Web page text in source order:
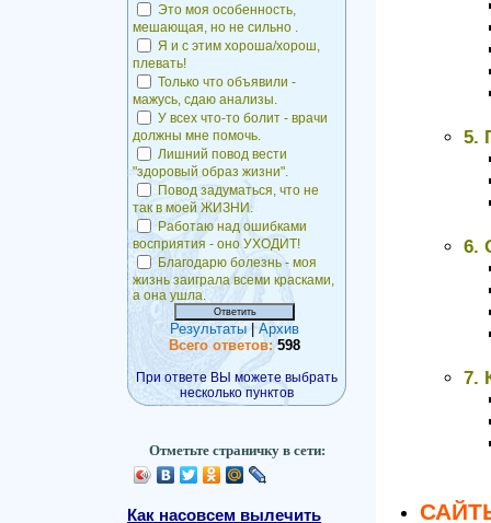
Это моя особенность,
мешающая, но не сильно .
Я и с этим хороша/хорош,
плевать!
Только что объявили -
мажусь, сдаю анализы.
У всех что-то болит - врачи
должны мне помочь.
Лишний повод вести
"здоровый образ жизни".
Повод задуматься, что не
так в моей ЖИЗНИ.
Работаю над ошибками
восприятия - оно УХОДИТ!
Благодарю болезнь - моя
жизнь заиграла всеми красками,
а она ушла.
Результаты |Архив
Всего ответов:598
При ответе ВЫ можете выбрать
несколько пунктов
Отметьте страничку в сети:
Как насовсем вылечить
5.
6.
7.